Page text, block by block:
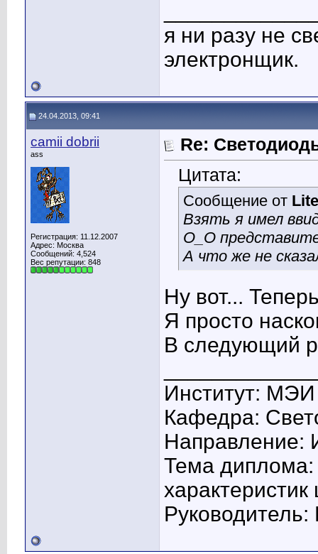
я ни разу не
электронщик.
24.04.2013, 09:41
camii dobrii
ass
Регистрация: 11.12.2007
Адрес: Москва
Сообщений: 4,524
Вес репутации: 848
Re:
Цитата:
Сообщение от
Взять я имел
О_О
А что же не
Ну вот...
Я просто
В следующий
Институт: МЭИ
Кафедра:
Направление:
Тема диплома: